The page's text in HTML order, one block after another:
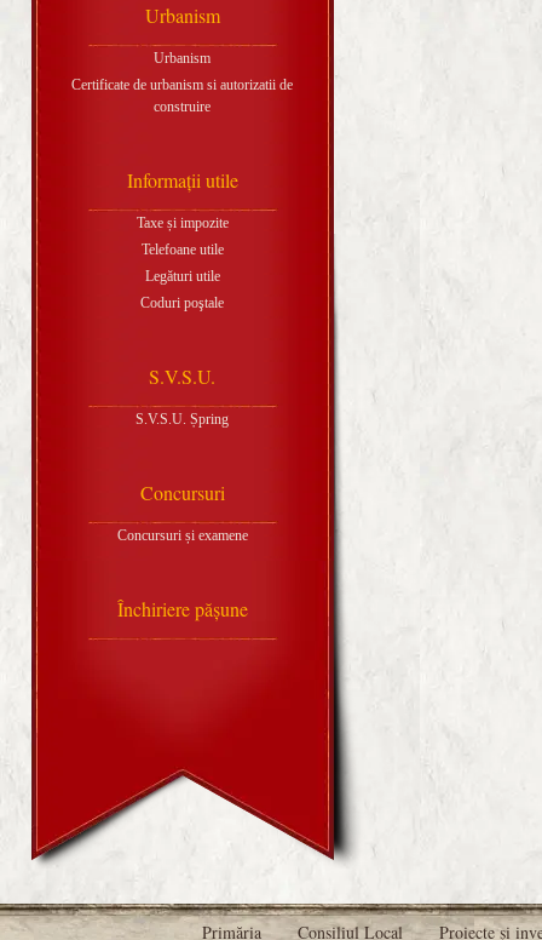
Urbanism
Urbanism
Certificate de urbanism si autorizatii de
construire
Informaţii utile
Taxe și impozite
Telefoane utile
Legături utile
Coduri poştale
S.V.S.U.
S.V.S.U. Șpring
Concursuri
Concursuri și examene
Închiriere pășune
Primăria Consiliul Local Proiecte şi